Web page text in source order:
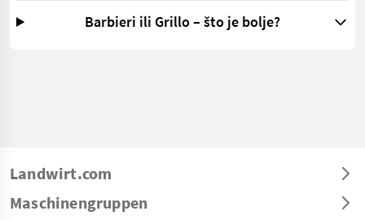
Barbieri ili Grillo – što je bolje?
Landwirt.com
Maschinengruppen